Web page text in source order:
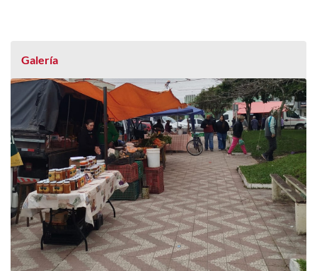
Galería